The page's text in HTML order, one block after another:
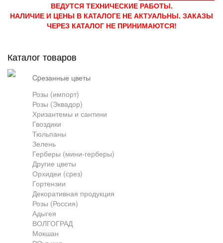
Доставка
Контакты
Франшиза
ВЕДУТСЯ ТЕХНИЧЕСКИЕ РАБОТЫ.
НАЛИЧИЕ И ЦЕНЫ В КАТАЛОГЕ НЕ АКТУАЛЬНЫ. ЗАКАЗЫ
ЧЕРЕЗ КАТАЛОГ НЕ ПРИНИМАЮТСЯ!
Каталог товаров
cpезанные цветы
Розы (импорт)
Розы (Эквадор)
Хризантемы и сантини
Гвоздики
Тюльпаны
Зелень
Герберы (мини-герберы)
Другие цветы
Орхидеи (срез)
Гортензии
Декоративная продукция
Розы (Россия)
Адыгея
ВОЛГОГРАД
Мокшан